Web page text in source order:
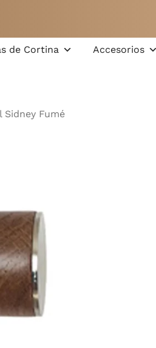
de Cortina Accesorios
Sidney Fumé